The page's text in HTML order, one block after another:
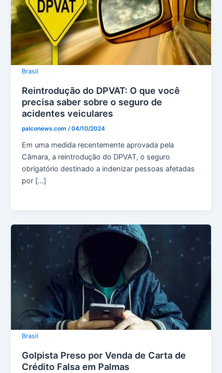
Brasil
Reintrodução do DPVAT: O que você
precisa saber sobre o seguro de
acidentes veiculares
palconews.com /04/10/2024
Em uma medida recentemente aprovada pela
Câmara, a reintrodução do DPVAT, o seguro
obrigatório destinado a indenizar pessoas afetadas
por […]
Brasil
Golpista Preso por Venda de Carta de
Crédito Falsa em Palmas